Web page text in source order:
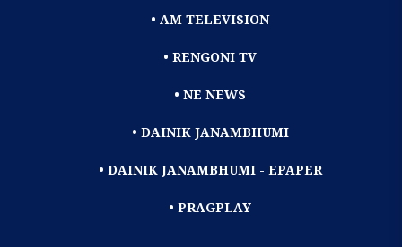
• AM TELEVISION
• RENGONI TV
• NE NEWS
• DAINIK JANAMBHUMI
• DAINIK JANAMBHUMI - EPAPER
• PRAGPLAY